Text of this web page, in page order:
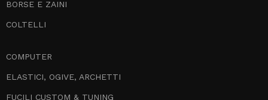
BORSE E ZAINI
COLTELLI
COMPUTER
ELASTICI, OGIVE, ARCHETTI
FUCILI CUSTOM & TUNING